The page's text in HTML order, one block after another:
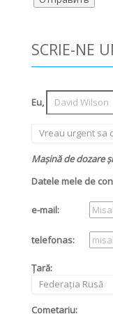
SCRIE-NE
Eu,
Vreau urgent sa
Mașină de dozare
Datele mele de
e-mail:
telefonas:
Țară:
Federația Rusă
Cometariu: